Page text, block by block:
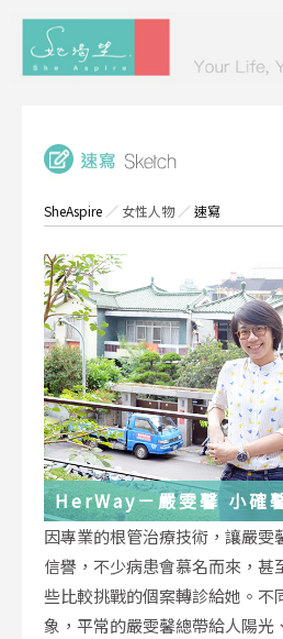
SheAspire ／ 女性人物／速寫
HerWay－嚴雯馨 小確
小確幸
因專業的根管治療技術，讓嚴雯
信譽，不少病患會慕名而來，甚
些比較挑戰的個案轉診給她。不
象，平常的嚴雯馨總帶給人陽光